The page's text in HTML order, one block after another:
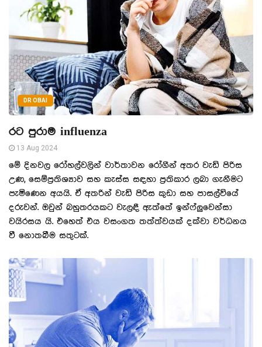
DR OBAI
රට පුරාම influenza
13 Aug 2024
මේ දිනවල රෝහල්වලින් වාර්තාවන රෝගීන් අතර වැඩි පිරිස
උණ, සෙම්ප්‍රතිශ්‍යාව සහ කැස්ස සඳහා ප්‍රතිකාර ලබා ගැනීමට
පැමිණෙන අයයි. ඒ අතරින් වැඩි පිරිස කුඩා සහ පාසල්වියේ
දරුවන්. ඔවුන් බහුතරයකට වැලඳී ඇත්තේ ඉන්ෆ්ලුවෙන්සා
වයිරසය යි. එහෙත් එය වසංගත තත්ත්වයක් දක්වා වර්ධනය
වී නොතබීම සතුටක්.